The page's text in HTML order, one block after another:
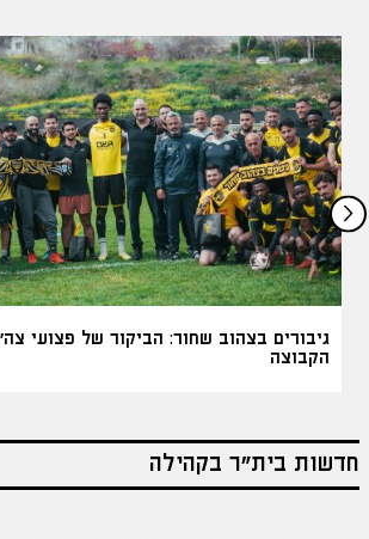
גיבורים בצהוב שחור: הביקור של פצועי
הקבוצה
חדשות בית"ר בקהילה